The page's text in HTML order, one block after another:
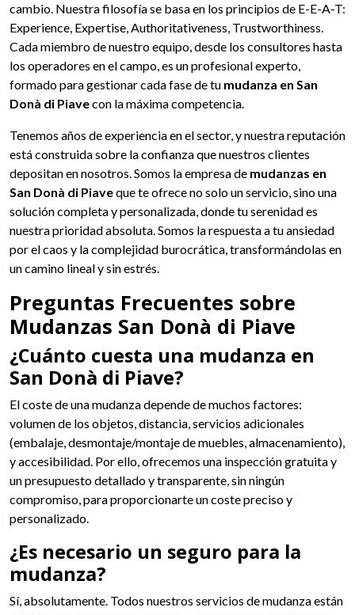
cambio. Nuestra filosofía se basa en los principios de E-E-A-T:
Experience, Expertise, Authoritativeness, Trustworthiness.
Cada miembro de nuestro equipo, desde los consultores hasta
los operadores en el campo, es un profesional experto,
formado para gestionar cada fase de tu mudanza en San
Donà di Piavecon la máxima competencia.
Tenemos años de experiencia en el sector, y nuestra reputación
está construida sobre la confianza que nuestros clientes
depositan en nosotros. Somos la empresa de mudanzas en
San Donà di Piaveque te ofrece no solo un servicio, sino una
solución completa y personalizada, donde tu serenidad es
nuestra prioridad absoluta. Somos la respuesta a tu ansiedad
por el caos y la complejidad burocrática, transformándolas en
un camino lineal y sin estrés.
Preguntas Frecuentes sobre
Mudanzas San Donà di Piave
¿Cuánto cuesta una mudanza en
San Donà di Piave?
El coste de una mudanza depende de muchos factores:
volumen de los objetos, distancia, servicios adicionales
(embalaje, desmontaje/montaje de muebles, almacenamiento),
y accesibilidad. Por ello, ofrecemos una inspección gratuita y
un presupuesto detallado y transparente, sin ningún
compromiso, para proporcionarte un coste preciso y
personalizado.
¿Es necesario un seguro para la
mudanza?
Sí, absolutamente. Todos nuestros servicios de mudanza están